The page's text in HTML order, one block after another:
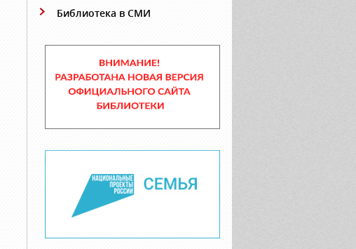
Библиотека в СМИ